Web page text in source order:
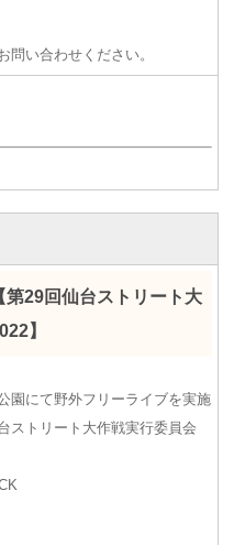
問い合わせください。
第29回仙台ストリート大
】
園にて野外フリーライブを実施
ストリート大作戦実行委員会